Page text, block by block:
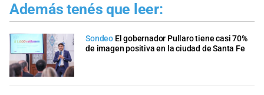
Además tenés que leer:
Sondeo El gobernador Pullaro tiene casi 70%
de imagen positiva en la ciudad de Santa Fe